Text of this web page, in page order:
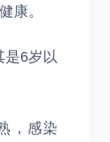
康。
是6岁以
，感染